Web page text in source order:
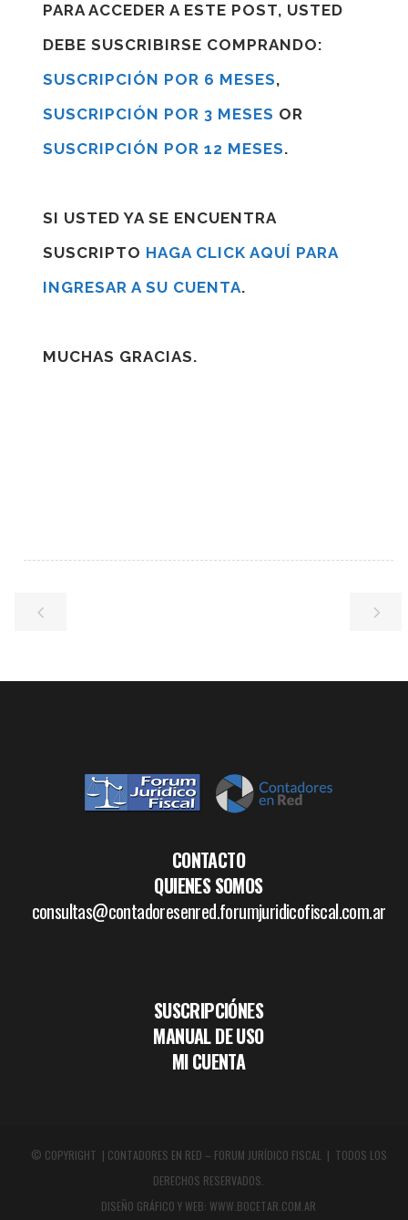
PARA ACCEDER A ESTE POST, USTED
DEBE SUSCRIBIRSE COMPRANDO:
SUSCRIPCIÓN POR 6 MESES,
SUSCRIPCIÓN POR 3 MESES OR
SUSCRIPCIÓN POR 12 MESES.
SI USTED YA SE ENCUENTRA
SUSCRIPTO HAGA CLICK AQUÍ PARA
INGRESAR A SU CUENTA.
MUCHAS GRACIAS.
CONTACTO
QUIENES SOMOS
consultas@contadoresenred.forumjuridicofiscal.com.ar
SUSCRIPCIÓNES
MANUAL DE USO
MI CUENTA
© COPYRIGHT | CONTADORES EN RED – FORUM JURÍDICO FISCAL | TODOS LOS
DERECHOS RESERVADOS.
DISEÑO GRÁFICO Y WEB: WWW.BOCETAR.COM.AR